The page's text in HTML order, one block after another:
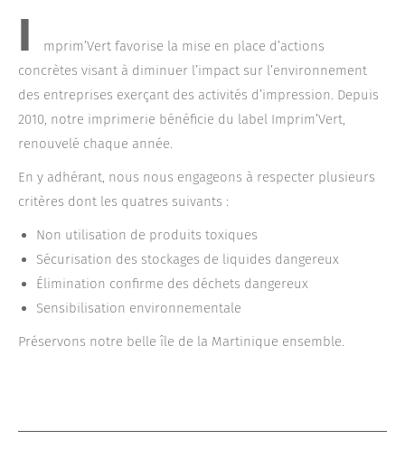
I
mprim’Vert favorise la mise en place d’actions
concrètes visant à diminuer l’impact sur l’environnement
des entreprises exerçant des activités d’impression. Depuis
2010, notre imprimerie bénéficie du label Imprim’Vert,
renouvelé chaque année.
En y adhérant, nous nous engageons à respecter plusieurs
critères dont les quatres suivants :
Non utilisation de produits toxiques
Sécurisation des stockages de liquides dangereux
Élimination confirme des déchets dangereux
Sensibilisation environnementale
Préservons notre belle île de la Martinique ensemble.